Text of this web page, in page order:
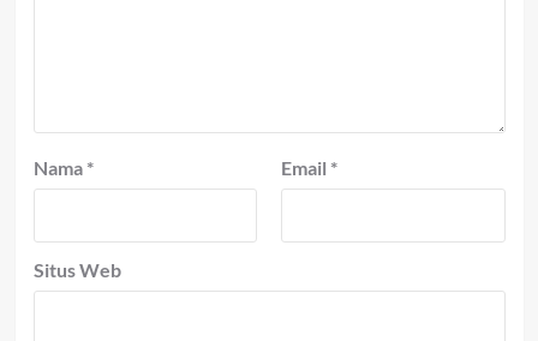
Nama * Email *
Situs Web